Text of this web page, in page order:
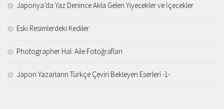
Japonya’da Yaz Denince Akla Gelen Yiyecekler ve İçecekler
Eski Resimlerdeki Kediler
Photographer Hal: Aile Fotoğrafları
Japon Yazarların Türkçe Çeviri Bekleyen Eserleri -1-